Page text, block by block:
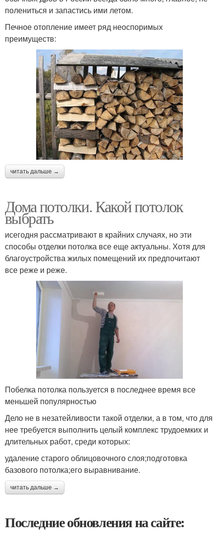
полениться и запастись ими летом.
Печное отопление имеет ряд неоспоримых
преимуществ:
читать дальше →
Дома потолки. Какой потолок
выбрать
исегодня рассматривают в крайних случаях, но эти
способы отделки потолка все еще актуальны. Хотя для
благоустройства жилых помещений их предпочитают
все реже и реже.
Побелка потолка пользуется в последнее время все
меньшей популярностью
Дело не в незатейливости такой отделки, а в том, что для
нее требуется выполнить целый комплекс трудоемких и
длительных работ, среди которых:
удаление старого облицовочного слоя;подготовка
базового потолка;его выравнивание.
читать дальше →
Последние обновления на сайте: